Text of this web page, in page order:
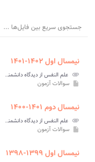
جستجوی سریع بین فایل‌ها ...
نیمسال اول ۱۴۰۲-۱۴۰۱
attachment علم النفس از دیدگاه دانشمندان اسلامی پیام نور
insert_drive_file سوالات آزمون
نیمسال دوم ۱۴۰۱-۱۴۰۰
attachment علم النفس از دیدگاه دانشمندان اسلامی پیام نور
insert_drive_file سوالات آزمون
نیمسال اول ۱۳۹۹-۱۳۹۸